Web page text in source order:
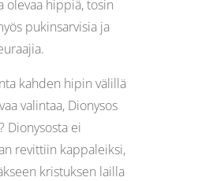
olevaa hippiä, tosin
pukinsarvisia ja
kahden hipin välillä
valintaa, Dionysos
Dionysosta ei
revittiin kappaleiksi,
kristuksen lailla